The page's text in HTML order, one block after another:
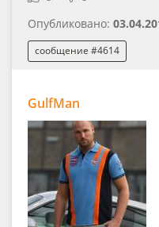
Опубликовано:
сообщение #4614
GulfMan